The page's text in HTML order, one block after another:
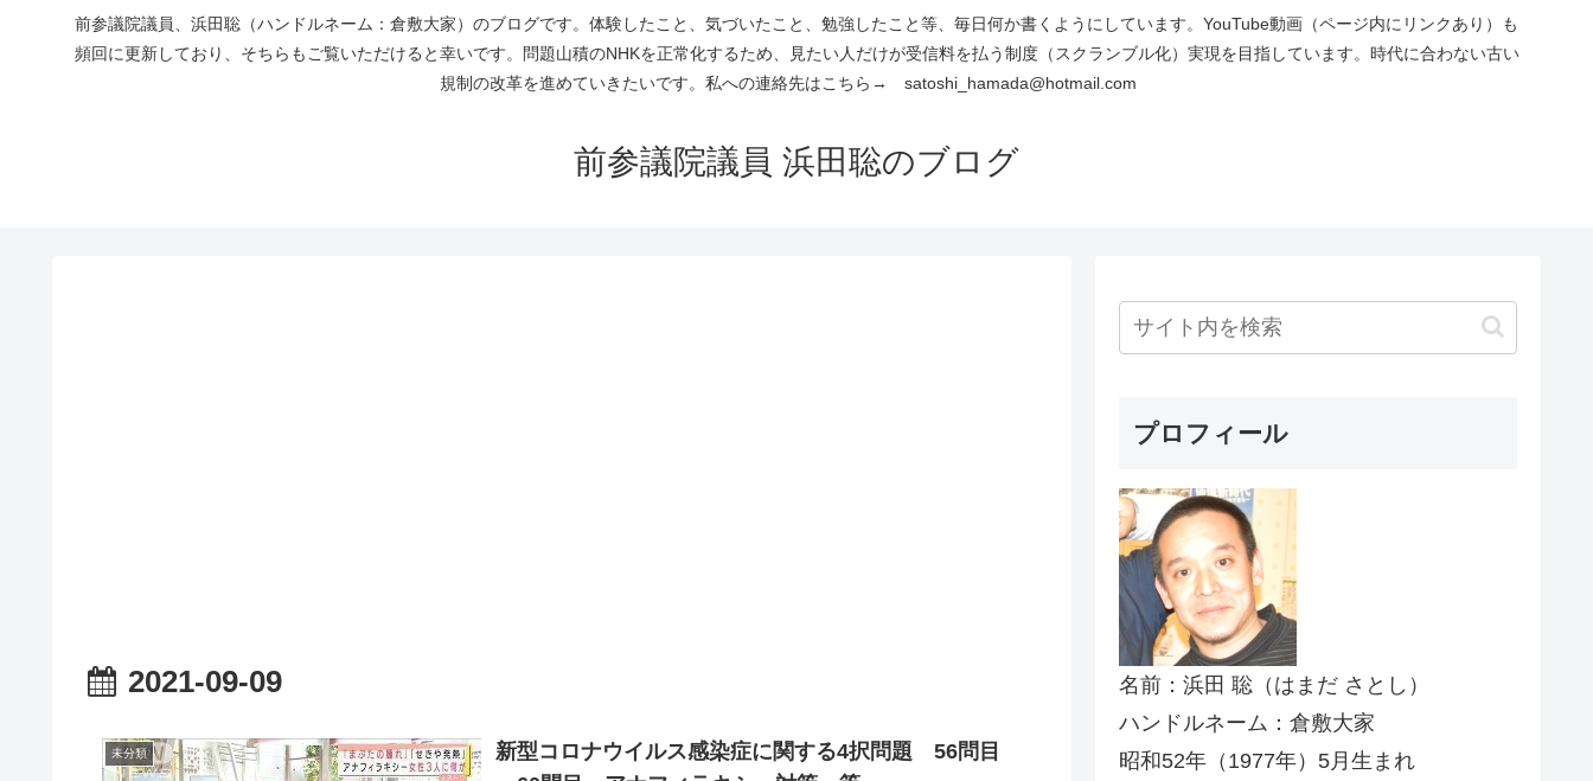
前参議院議員、浜田聡（ハンドルネーム：倉敷大家）のブログです。体験したこと、気づいたこと、勉強したこと等、毎日何か書くようにしています。YouTube動画（ページ内にリンクあり）も
頻回に更新しており、そちらもご覧いただけると幸いです。問題山積のNHKを正常化するため、見たい人だけが受信料を払う制度（スクランブル化）実現を目指しています。時代に合わない古い
規制の改革を進めていきたいです。私への連絡先はこちら→ satoshi_hamada@hotmail.com
前参議院議員 浜田聡のブログ
2021-09-09
未分類
新型コロナウイルス感染症に関する4択問題 56問目
プロフィール
名前：浜田 聡（はまだ さとし）
ハンドルネーム：倉敷大家
昭和52年（1977年）5月生まれ